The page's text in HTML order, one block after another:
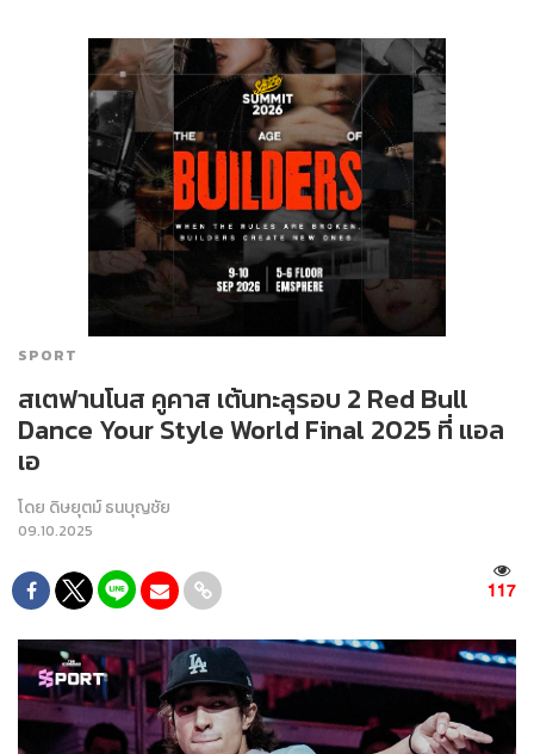
SPORT
สเตฟานโนส คูคาส เต้นทะลุรอบ 2 Red Bull
Dance Your Style World Final 2025 ที่ แอล
เอ
โดย ดิษยุตม์ ธนบุญชัย
09.10.2025
117